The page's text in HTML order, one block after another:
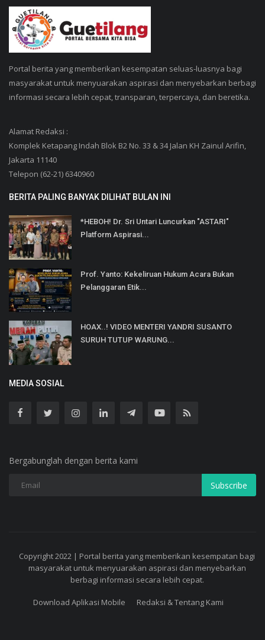
Portal berita yang memberikan kesempatan seluas-luasnya bagi
masyarakat untuk menyuarakan aspirasi dan menyebarkan berbagi
informasi secara lebih cepat, transparan, terpercaya, dan beretika.
Alamat Redaksi :
Komplek Ketapang Indah Blok B2 No. 33 & 34 Jalan KH Zainul Arifin,
Jakarta 11140
Telepon (62-21) 6340960
BERITA PALING BANYAK DILIHAT BULAN INI
*HEBOH! Dr. Sri Untari Luncurkan "ASTARI"
Platform Aspirasi...
Prof. Yanto: Kekeliruan Hukum Acara Bukan
Pelanggaran Etik...
HOAX..! VIDEO MENTERI YANDRI SUSANTO
SURUH TUTUP WARUNG...
MEDIA SOSIAL
Bergabunglah dengan berita kami
Subscribe
Copyright 2022 | Portal berita yang memberikan kesempatan bagi
masyarakat untuk menyuarakan aspirasi dan menyebarkan
berbagi informasi secara lebih cepat.
Download Aplikasi Mobile Redaksi & Tentang Kami